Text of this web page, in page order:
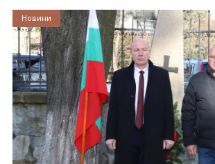
Култура
Новини